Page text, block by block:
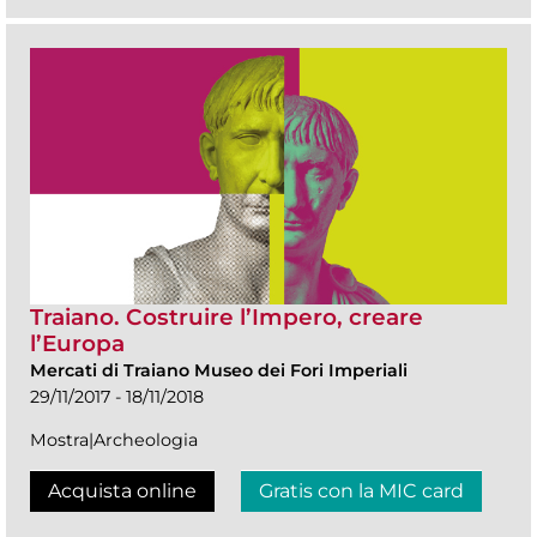
Traiano. Costruire l’Impero, creare
l’Europa
Mercati di Traiano Museo dei Fori Imperiali
29/11/2017 - 18/11/2018
Mostra|Archeologia
Acquista online Gratis con la MIC card